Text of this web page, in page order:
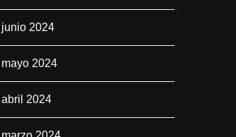
junio 2024
mayo 2024
abril 2024